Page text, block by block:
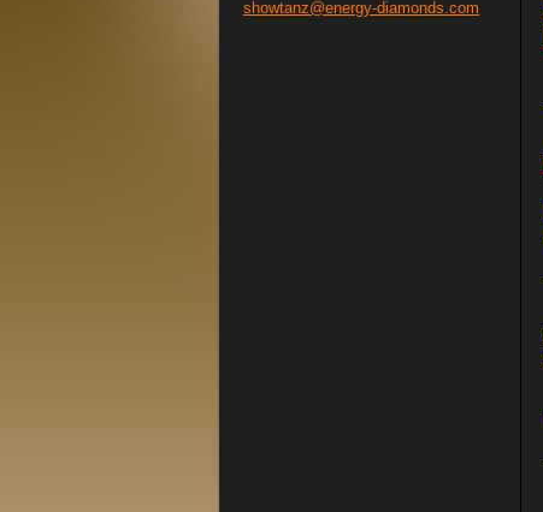
showtanz@energy-diamonds.com